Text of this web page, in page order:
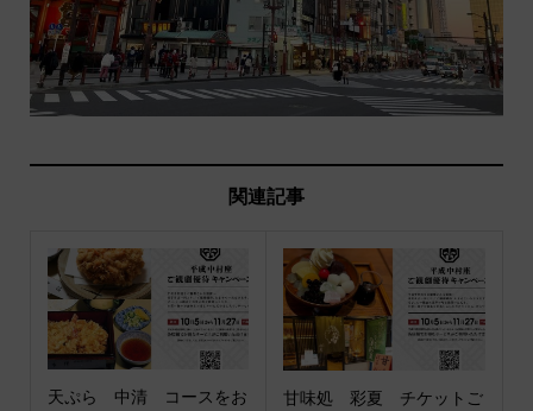
関連記事
天ぷら 中清 コースをお
甘味処 彩夏 チケットご